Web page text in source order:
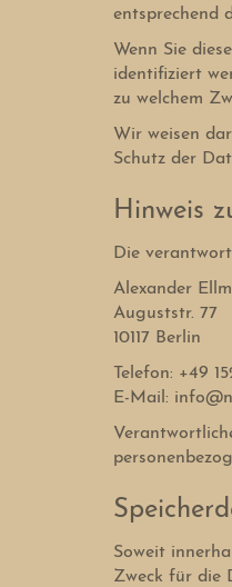
entsprechend
Wenn Sie
identifiziert
zu welchem
Wir weisen
Schutz der
Hinweis
Die
Alexander
Auguststr. 77
10117 Berlin
Telefon: +49
E-Mail:
Soweit
Zweck für die